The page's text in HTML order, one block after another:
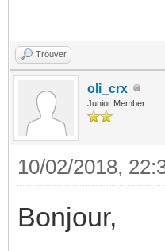
Trouver
oli_crx
Junior Member
10/02/2018,
Bonjour,